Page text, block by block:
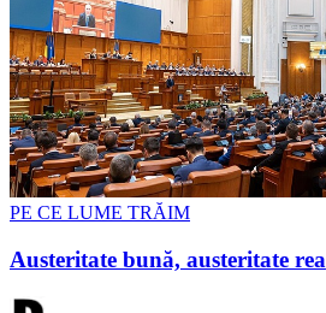
PE CE LUME TRĂIM
Austeritate bună, austeritate rea